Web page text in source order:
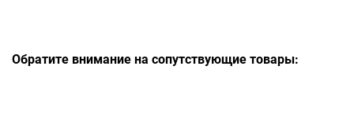
Обратите внимание на сопутствующие товары: